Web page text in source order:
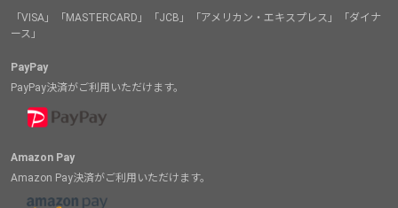
「VISA」「MASTERCARD」「JCB」「アメリカン・エキスプレス」「ダイナ
ース」
PayPay
PayPay決済がご利用いただけます。
Amazon Pay
Amazon Pay決済がご利用いただけます。